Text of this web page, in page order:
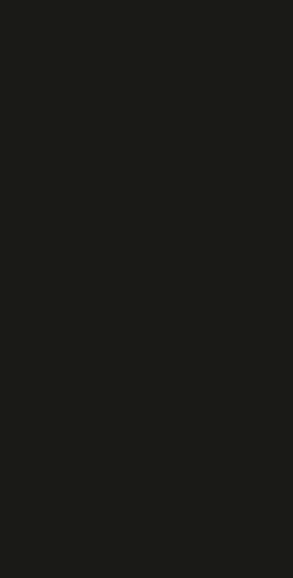
para a Série
'Respeito,